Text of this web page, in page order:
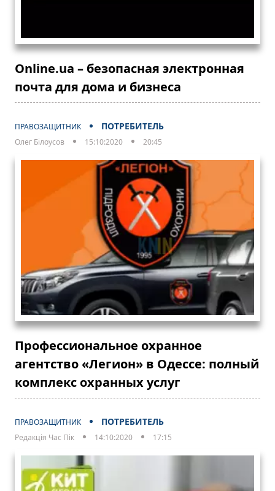
Online.ua – безопасная электронная
почта для дома и бизнеса
ПРАВОЗАЩИТНИК ПОТРЕБИТЕЛЬ
Олег Білоусов 15:10:2020 20:45
Профессиональное охранное
агентство «Легион» в Одессе: полный
комплекс охранных услуг
ПРАВОЗАЩИТНИК ПОТРЕБИТЕЛЬ
Редакція Час Пік 14:10:2020 17:15